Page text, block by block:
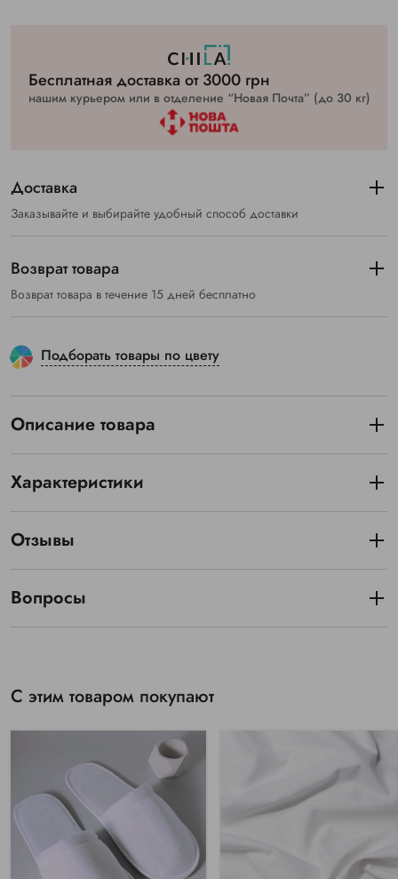
Бесплатная доставка от 3000 грн
нашим курьером или в отделение “Новая Почта” (до 30 кг)
Доставка
Заказывайте и выбирайте удобный способ доставки
Возврат товара
Возврат товара в течение 15 дней бесплатно
Подборать товары по цвету
Описание товара
Характеристики
Отзывы
Вопросы
С этим товаром покупают